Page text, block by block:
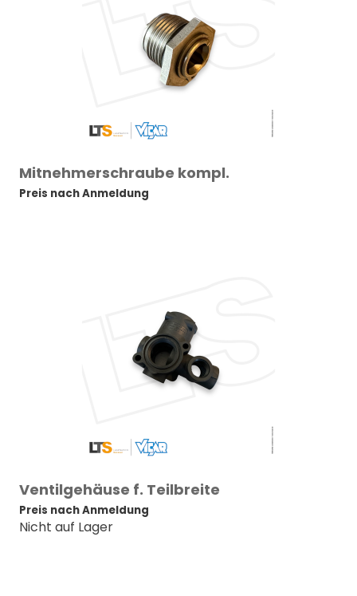
Mitnehmerschraube kompl.
Preis nach Anmeldung
Ventilgehäuse f. Teilbreite
Preis nach Anmeldung
Nicht auf Lager